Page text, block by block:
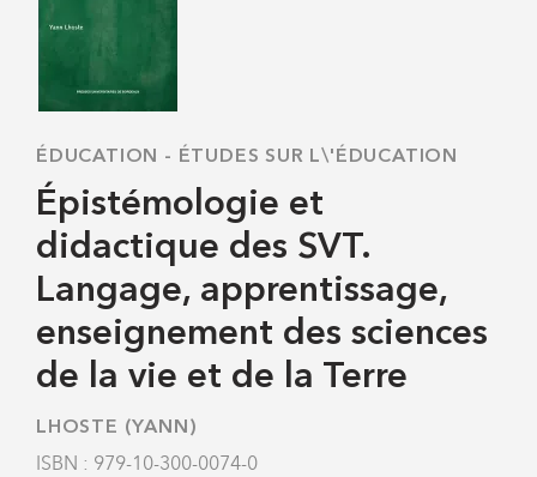
ÉDUCATION - ÉTUDES SUR L\'ÉDUCATION
Épistémologie et
didactique des SVT.
Langage, apprentissage,
enseignement des sciences
de la vie et de la Terre
LHOSTE (YANN)
ISBN : 979-10-300-0074-0